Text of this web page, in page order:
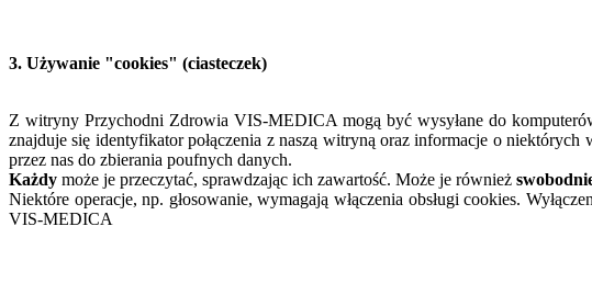
3. Używanie "cookies" (ciasteczek)
Z witryny Przychodni Zdrowia VIS-MEDICA mogą być wysyłane do
znajduje się identyfikator połączenia z naszą witryną oraz informacje o
przez nas do zbierania poufnych danych.
Każdy może je przeczytać, sprawdzając ich zawartość. Może je również
Niektóre operacje, np. głosowanie, wymagają włączenia obsługi cookies.
VIS-MEDICA